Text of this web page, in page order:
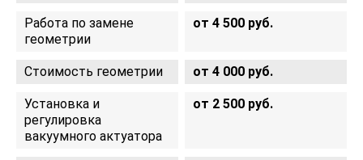
Работа по замене
геометрии
от 4 500 руб.
Стоимость геометрии от 4 000 руб.
Установка и
регулировка
вакуумного актуатора
от 2 500 руб.